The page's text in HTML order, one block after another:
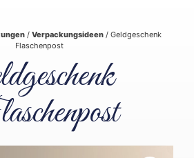
/ Verpackungsideen/ Geldgeschenk
Flaschenpost